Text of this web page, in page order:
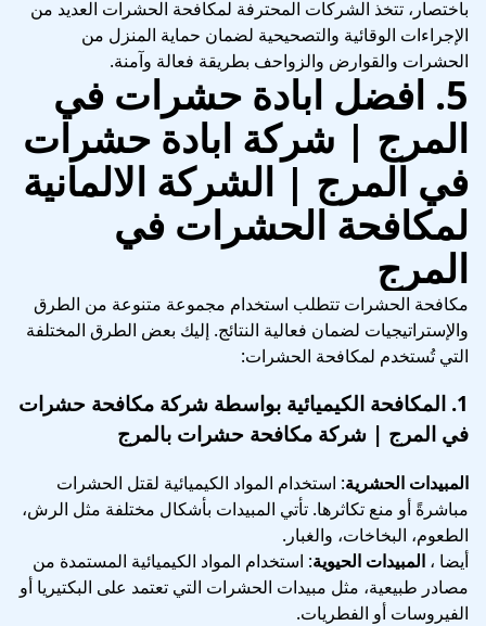
باختصار، تتخذ الشركات المحترفة لمكافحة الحشرات العديد من
الإجراءات الوقائية والتصحيحية لضمان حماية المنزل من
الحشرات والقوارض والزواحف بطريقة فعالة وآمنة.
5. افضل ابادة حشرات في
المرج | شركة ابادة حشرات
في المرج | الشركة الالمانية
لمكافحة الحشرات في
المرج
مكافحة الحشرات تتطلب استخدام مجموعة متنوعة من الطرق
والإستراتيجيات لضمان فعالية النتائج. إليك بعض الطرق المختلفة
التي تُستخدم لمكافحة الحشرات:
1. المكافحة الكيميائية بواسطة شركة مكافحة حشرات
في المرج | شركة مكافحة حشرات بالمرج
المبيدات الحشرية: استخدام المواد الكيميائية لقتل الحشرات
مباشرةً أو منع تكاثرها. تأتي المبيدات بأشكال مختلفة مثل الرش،
الطعوم، البخاخات، والغبار.
أيضا ، المبيدات الحيوية: استخدام المواد الكيميائية المستمدة من
مصادر طبيعية، مثل مبيدات الحشرات التي تعتمد على البكتيريا أو
الفيروسات أو الفطريات.